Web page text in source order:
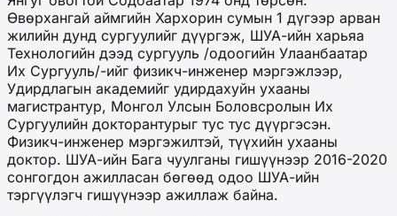
Өвөрхангай аймгийн Хархорин сумын 1 дүгээр арван
жилийн дунд сургуулийг дүүргэж, ШУА-ийн харьяа
Технологийн дээд сургууль /одоогийн Улаанбаатар
Их Сургууль/-ийг физикч-инженер мэргэжлээр,
Удирдлагын академийг удирдахуйн ухааны
магистрантур, Монгол Улсын Боловсролын Их
Сургуулийн докторантурыг тус тус дүүргэсэн.
Физикч-инженер мэргэжилтэй, түүхийн ухааны
доктор. ШУА-ийн Бага чуулганы гишүүнээр 2016-2020
сонгогдон ажилласан бөгөөд одоо ШУА-ийн
тэргүүлэгч гишүүнээр ажиллаж байна.